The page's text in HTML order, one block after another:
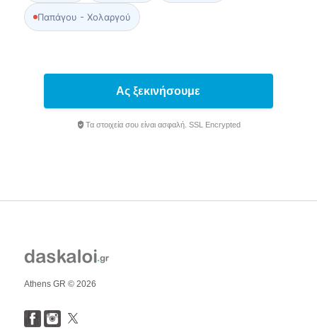
Παπάγου - Χολαργού
Ας ξεκινήσουμε
Τα στοιχεία σου είναι ασφαλή. SSL Encrypted
Athens GR © 2026